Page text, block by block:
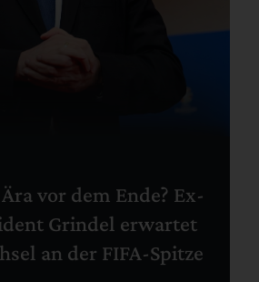
vor dem Ende? Ex-
Grindel erwartet
an der FIFA-Spitze